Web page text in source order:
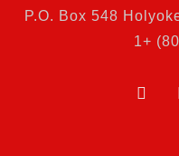
P.O. Box 548
1+